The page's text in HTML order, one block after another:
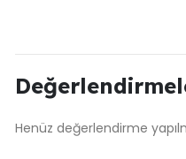
Henüz değerlendirme